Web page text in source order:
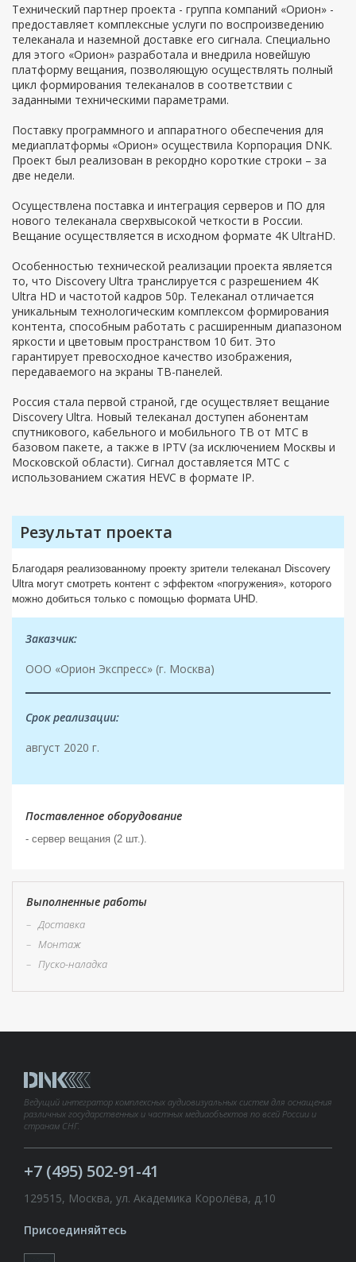
Технический партнер проекта - группа компаний «Орион» -
предоставляет комплексные услуги по воспроизведению
телеканала и наземной доставке его сигнала. Специально
для этого «Орион» разработала и внедрила новейшую
платформу вещания, позволяющую осуществлять полный
цикл формирования телеканалов в соответствии с
заданными техническими параметрами.
Поставку программного и аппаратного обеспечения для
медиаплатформы «Орион» осуществила Корпорация DNK.
Проект был реализован в рекордно короткие строки – за
две недели.
Осуществлена поставка и интеграция серверов и ПО для
нового телеканала сверхвысокой четкости в России.
Вещание осуществляется в исходном формате 4K UltraHD.
Особенностью технической реализации проекта является
то, что Discovery Ultra транслируется с разрешением 4K
Ultra HD и частотой кадров 50p. Телеканал отличается
уникальным технологическим комплексом формирования
контента, способным работать с расширенным диапазоном
яркости и цветовым пространством 10 бит. Это
гарантирует превосходное качество изображения,
передаваемого на экраны ТВ-панелей.
Россия стала первой страной, где осуществляет вещание
Discovery Ultra. Новый телеканал доступен абонентам
спутникового, кабельного и мобильного ТВ от МТС в
базовом пакете, а также в IPTV (за исключением Москвы и
Московской области). Сигнал доставляется МТС с
использованием сжатия HEVC в формате IP.
Результат проекта
Благодаря реализованному проекту зрители телеканал Discovery
Ultra могут смотреть контент с эффектом «погружения», которого
можно добиться только с помощью формата UHD.
Заказчик:
ООО «Орион Экспресс» (г. Москва)
Срок реализации:
август 2020 г.
Поставленное оборудование
- сервер вещания (2 шт.).
Выполненные работы
–Доставка
– Монтаж
– Пуско-наладка
Ведущий интегратор комплексных аудиовизуальных систем для оснащения
различных государственных и частных медиаобъектов по всей России и
странам СНГ.
+7 (495) 502-91-41
129515, Москва, ул. Академика Королёва, д.10
Присоединяйтесь